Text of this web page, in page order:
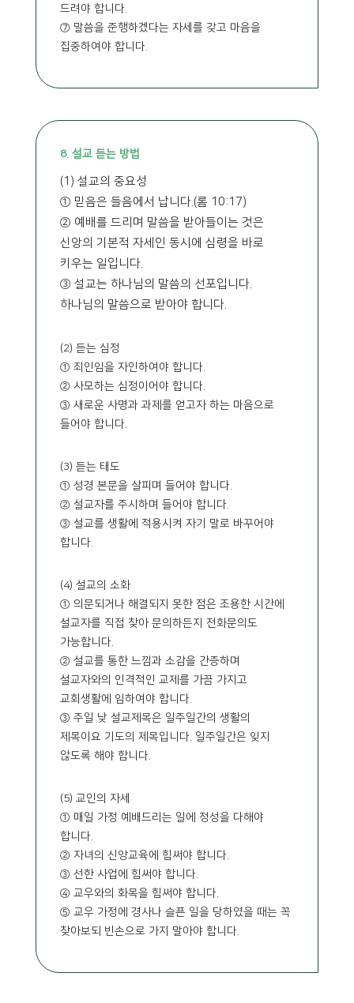
드려야 합니다.
⑦ 말씀을 준행하겠다는 자세를 갖고 마음을
집중하여야 합니다.
8. 설교 듣는 방법
(1) 설교의 중요성
① 믿음은 들음에서 납니다.(롬 10:17)
② 예배를 드리며 말씀을 받아들이는 것은
신앙의 기본적 자세인 동시에 심령을 바로
키우는 일입니다.
③ 설교는 하나님의 말씀의 선포입니다.
하나님의 말씀으로 받아야 합니다.
(2) 듣는 심정
① 죄인임을 자인하여야 합니다.
② 사모하는 심정이어야 합니다.
③ 새로운 사명과 과제를 얻고자 하는 마음으로
들어야 합니다.
(3) 듣는 태도
① 성경 본문을 살피며 들어야 합니다.
② 설교자를 주시하며 들어야 합니다.
③ 설교를 생활에 적용시켜 자기 말로 바꾸어야
합니다.
(4) 설교의 소화
① 의문되거나 해결되지 못한 점은 조용한 시간에
설교자를 직접 찾아 문의하든지 전화문의도
가능합니다.
② 설교를 통한 느낌과 소감을 간증하며
설교자와의 인격적인 교제를 가끔 가지고
교회생활에 임하여야 합니다.
③ 주일 낮 설교제목은 일주일간의 생활의
제목이요 기도의 제목입니다. 일주일간은 잊지
않도록 해야 합니다.
(5) 교인의 자세
① 매일 가정 예배드리는 일에 정성을 다해야
합니다.
② 자녀의 신앙교육에 힘써야 합니다.
③ 선한 사업에 힘써야 합니다.
④ 교우와의 화목을 힘써야 합니다.
⑤ 교우 가정에 경사나 슬픈 일을 당하였을 때는 꼭
찾아보되 빈손으로 가지 말아야 합니다.